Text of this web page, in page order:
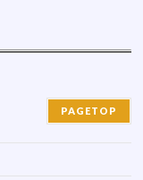
PAGETOP